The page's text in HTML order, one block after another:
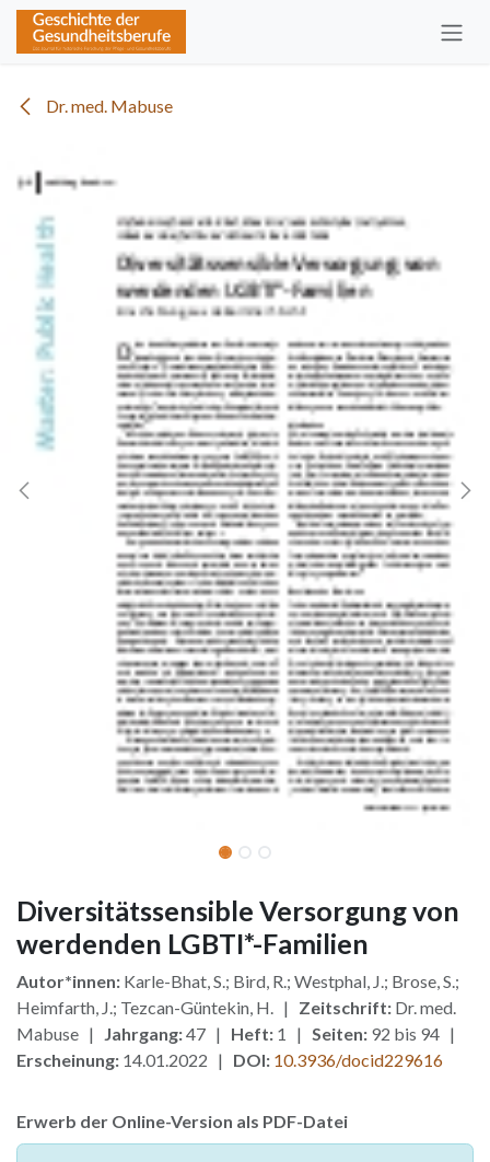
Zum Inhalt springen
Dr. med. Mabuse
Diversitätssensible Versorgung von
werdenden LGBTI*-Familien
Autor*innen: Karle-Bhat, S.; Bird, R.; Westphal, J.; Brose, S.;
Heimfarth, J.; Tezcan-Güntekin, H. | Zeitschrift: Dr. med.
Mabuse | Jahrgang:47 | Heft: 1 | Seiten: 92 bis 94 |
Erscheinung: 14.01.2022 | DOI: 10.3936/docid229616
Erwerb der Online-Version als PDF-Datei